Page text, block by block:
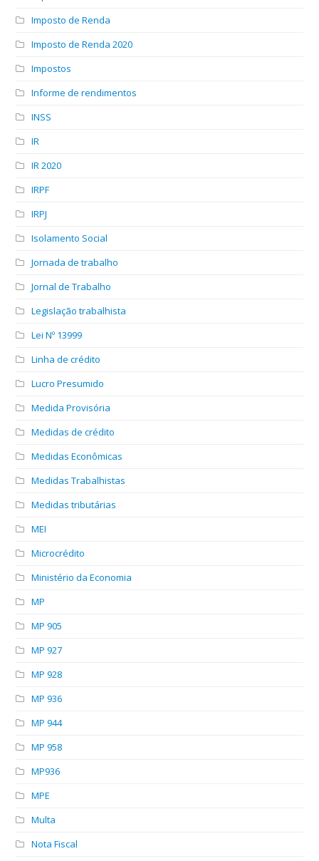
Imposto de Renda
Imposto de Renda 2020
Impostos
Informe de rendimentos
INSS
IR
IR 2020
IRPF
IRPJ
Isolamento Social
Jornada de trabalho
Jornal de Trabalho
Legislação trabalhista
Lei Nº 13999
Linha de crédito
Lucro Presumido
Medida Provisória
Medidas de crédito
Medidas Econômicas
Medidas Trabalhistas
Medidas tributárias
MEI
Microcrédito
Ministério da Economia
MP
MP 905
MP 927
MP 928
MP 936
MP 944
MP 958
MP936
MPE
Multa
Nota Fiscal